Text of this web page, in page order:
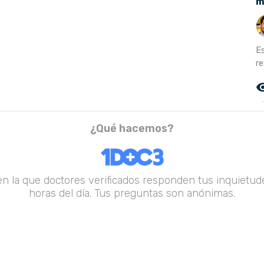
¿Qué hacemos?
la que doctores verificados responden tus
horas del día. Tus preguntas son anónimas.